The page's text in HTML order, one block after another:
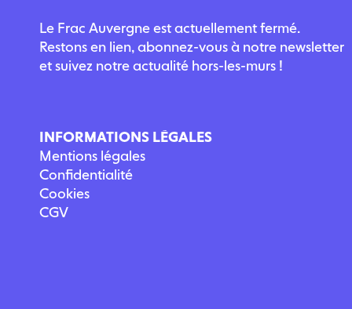
Le Frac Auvergne est actuellement fermé.
Restons en lien, abonnez-vous à notre newsletter
et suivez notre actualité hors-les-murs !
INFORMATIONS LÉGALES
Mentions légales
Confidentialité
Cookies
CGV